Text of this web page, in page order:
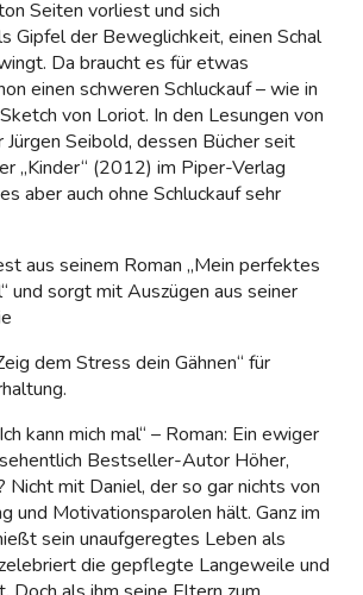
Seiten vorliest und sich
Gipfel der Beweglichkeit, einen Schal
Da braucht es für etwas
einen schweren Schluckauf – wie in
von Loriot. In den Lesungen von
Seibold, dessen Bücher seit
„Kinder“ (2012) im Piper-Verlag
aber auch ohne Schluckauf sehr
aus seinem Roman „Mein perfektes
und sorgt mit Auszügen aus seiner
dem Stress dein Gähnen“ für
kann mich mal“ – Roman: Ein ewiger
Bestseller-Autor Höher,
Nicht mit Daniel, der so gar nichts von
und Motivationsparolen hält. Ganz im
sein unaufgeregtes Leben als
die gepflegte Langeweile und